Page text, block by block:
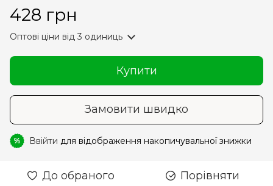
428 грн
Оптові ціни від 3 одиниць
Купити
Замовити швидко
% Ввійти для відображення накопичувальної знижки
До обраного Порівняти